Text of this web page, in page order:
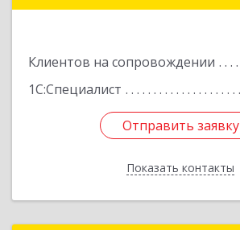
Клиентов на сопровождении
1С:Специалист
Отправить заявку
Показать контакты
Отправить заявку
Назад